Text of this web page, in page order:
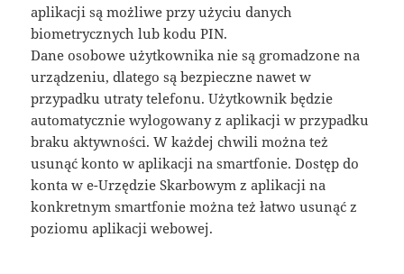
aplikacji są możliwe przy użyciu danych
biometrycznych lub kodu PIN.
Dane osobowe użytkownika nie są gromadzone na
urządzeniu, dlatego są bezpieczne nawet w
przypadku utraty telefonu. Użytkownik będzie
automatycznie wylogowany z aplikacji w przypadku
braku aktywności. W każdej chwili można też
usunąć konto w aplikacji na smartfonie. Dostęp do
konta w e-Urzędzie Skarbowym z aplikacji na
konkretnym smartfonie można też łatwo usunąć z
poziomu aplikacji webowej.